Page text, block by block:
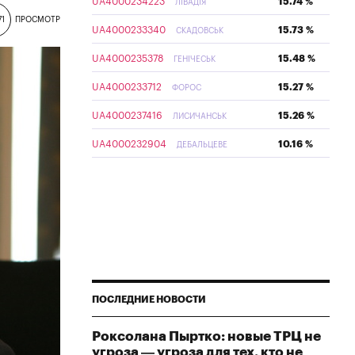
ПРОСМОТР
ЛІВАДІЯ
UA4000233340 СКАДОВСЬК 15.73 %
UA4000235378 ГЕНІЧЕСЬК 15.48 %
UA4000233712 ФОРОС 15.27 %
UA4000237416 ЛИСИЧАНСЬК 15.26 %
UA4000232904 ДЕБАЛЬЦЕВЕ 10.16 %
ПОСЛЕДНИЕ НОВОСТИ
Роксолана Пыртко: новые ТРЦ не
угроза — угроза для тех, кто не